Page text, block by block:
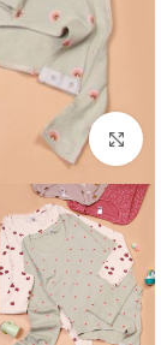
برای